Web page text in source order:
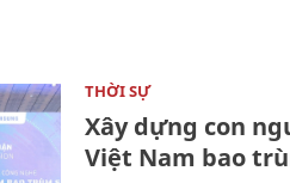
THỜI SỰ
Xây dựng con
Việt Nam bao